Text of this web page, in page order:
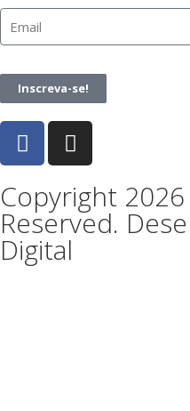
Inscreva-se!
Copyright
Reserved.
Digital